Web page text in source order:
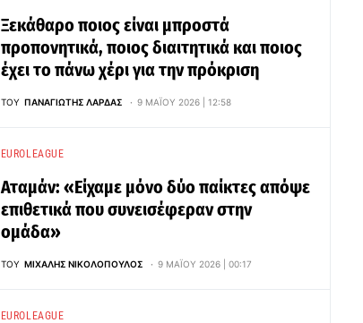
Ξεκάθαρο ποιος είναι μπροστά
προπονητικά, ποιος διαιτητικά και ποιος
έχει το πάνω χέρι για την πρόκριση
ΤΟΥ ΠΑΝΑΓΙΏΤΗΣ ΛΆΡΔΑΣ 9 ΜΑΪ́ΟΥ 2026 | 12:58
EUROLEAGUE
Αταμάν: «Είχαμε μόνο δύο παίκτες απόψε
επιθετικά που συνεισέφεραν στην
ομάδα»
ΤΟΥ ΜΙΧΆΛΗΣ ΝΙΚΟΛΌΠΟΥΛΟΣ 9 ΜΑΪ́ΟΥ 2026 | 00:17
EUROLEAGUE